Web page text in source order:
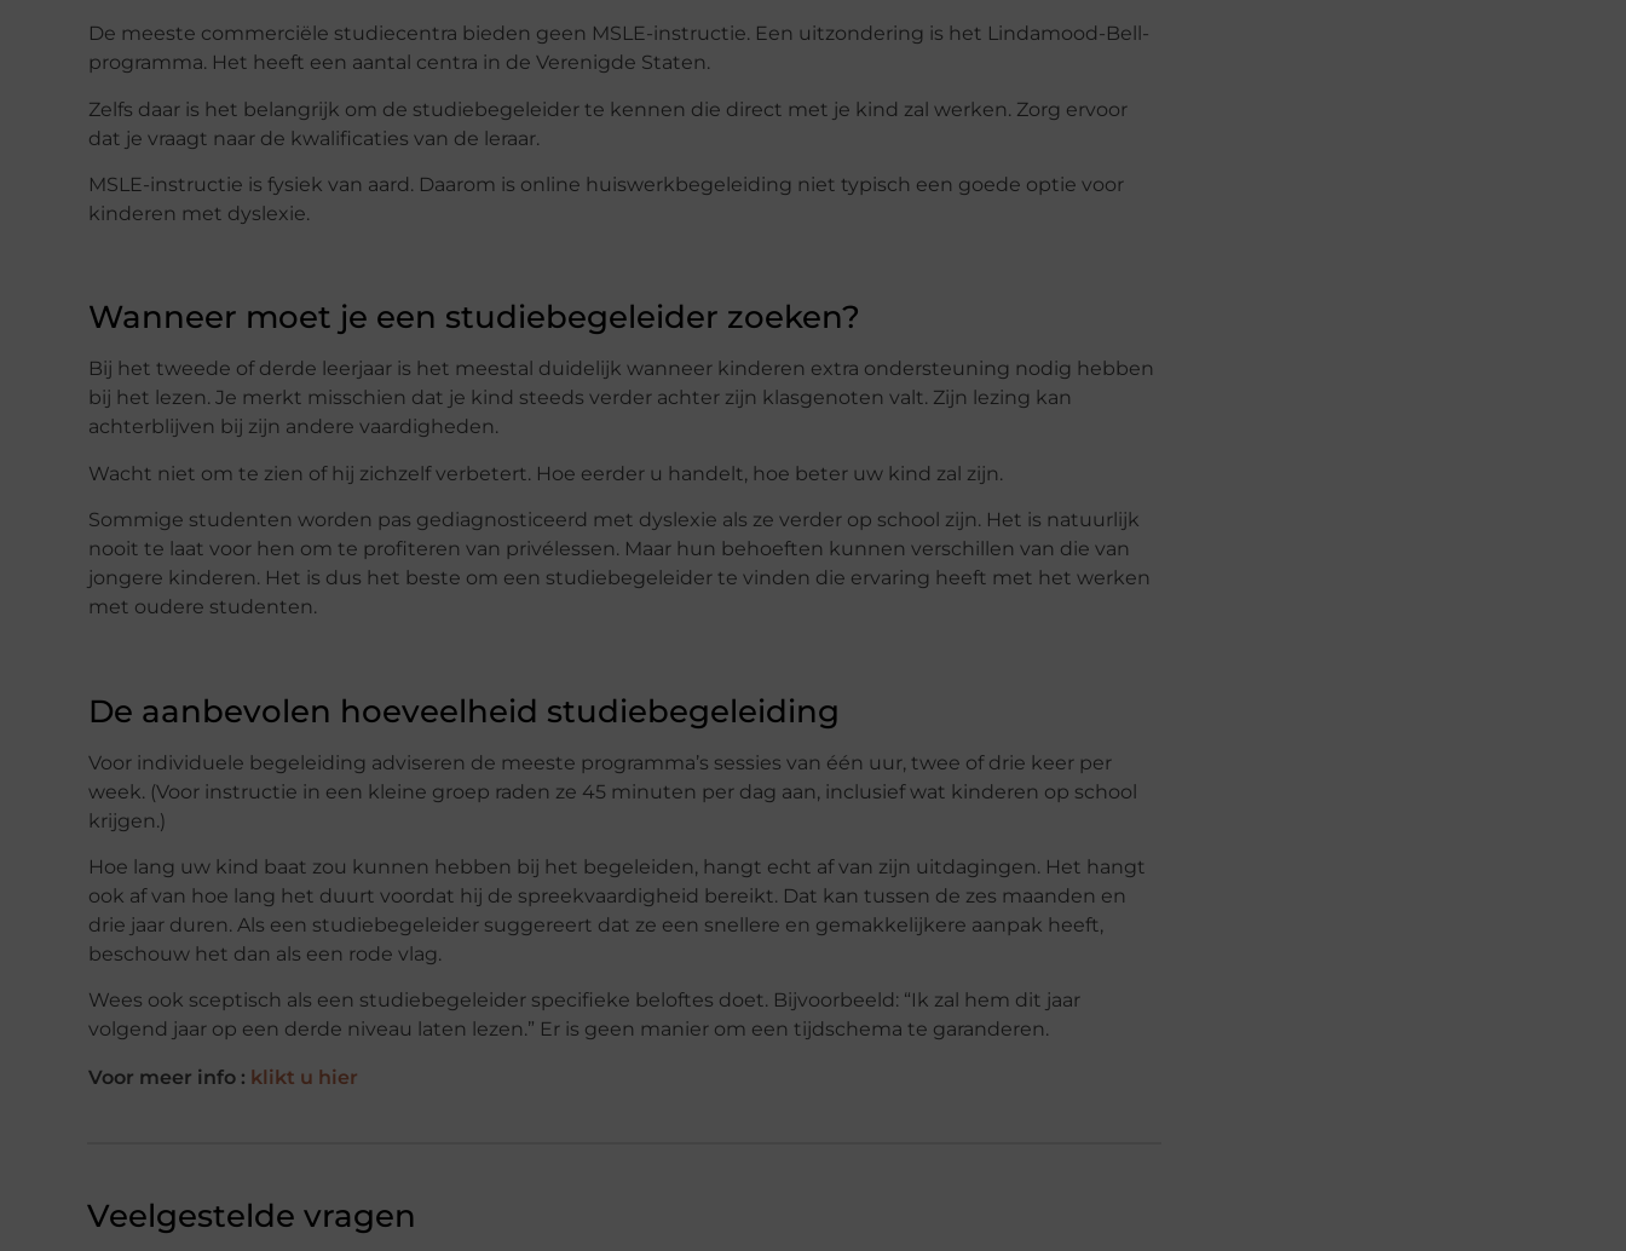
De meeste commerciële studiecentra bieden geen MSLE-instructie. Een uitzondering is het Lindamood-Bell-
programma. Het heeft een aantal centra in de Verenigde Staten.
Zelfs daar is het belangrijk om de studiebegeleider te kennen die direct met je kind zal werken. Zorg ervoor
dat je vraagt ​​naar de kwalificaties van de leraar.
MSLE-instructie is fysiek van aard. Daarom is online huiswerkbegeleiding niet typisch een goede optie voor
kinderen met dyslexie.
Wanneer moet je een studiebegeleider zoeken?
Bij het tweede of derde leerjaar is het meestal duidelijk wanneer kinderen extra ondersteuning nodig hebben
bij het lezen. Je merkt misschien dat je kind steeds verder achter zijn klasgenoten valt. Zijn lezing kan
achterblijven bij zijn andere vaardigheden.
Wacht niet om te zien of hij zichzelf verbetert. Hoe eerder u handelt, hoe beter uw kind zal zijn.
Sommige studenten worden pas gediagnosticeerd met dyslexie als ze verder op school zijn. Het is natuurlijk
nooit te laat voor hen om te profiteren van privélessen. Maar hun behoeften kunnen verschillen van die van
jongere kinderen. Het is dus het beste om een studiebegeleider te vinden die ervaring heeft met het werken
met oudere studenten.
De aanbevolen hoeveelheid studiebegeleiding
Voor individuele begeleiding adviseren de meeste programma’s sessies van één uur, twee of drie keer per
week. (Voor instructie in een kleine groep raden ze 45 minuten per dag aan, inclusief wat kinderen op school
krijgen.)
Hoe lang uw kind baat zou kunnen hebben bij het begeleiden, hangt echt af van zijn uitdagingen. Het hangt
ook af van hoe lang het duurt voordat hij de spreekvaardigheid bereikt. Dat kan tussen de zes maanden en
drie jaar duren. Als een studiebegeleider suggereert dat ze een snellere en gemakkelijkere aanpak heeft,
beschouw het dan als een rode vlag.
Wees ook sceptisch als een studiebegeleider specifieke beloftes doet. Bijvoorbeeld: “Ik zal hem dit jaar
volgend jaar op een derde niveau laten lezen.” Er is geen manier om een ​​tijdschema te garanderen.
Voor meer info : klikt u hier
Veelgestelde vragen